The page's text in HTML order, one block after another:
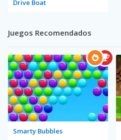
Drive Boat
Juegos Recomendados
Smarty Bubbles